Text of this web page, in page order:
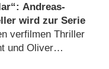
Andreas-
wird zur Serie
verfilmen Thriller
und Oliver